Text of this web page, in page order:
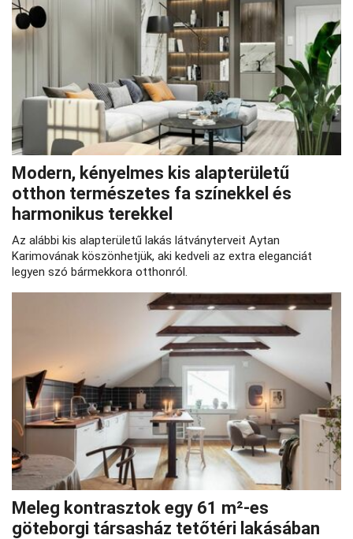
Modern, kényelmes kis alapterületű
otthon természetes fa színekkel és
harmonikus terekkel
Az alábbi kis alapterületű lakás látványterveit Aytan
Karimovának köszönhetjük, aki kedveli az extra eleganciát
legyen szó bármekkora otthonról.
Meleg kontrasztok egy 61 m²-es
göteborgi társasház tetőtéri lakásában